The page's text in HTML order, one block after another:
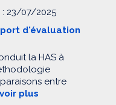
23/07/2025
d'évaluation
la HAS à
entre
plus